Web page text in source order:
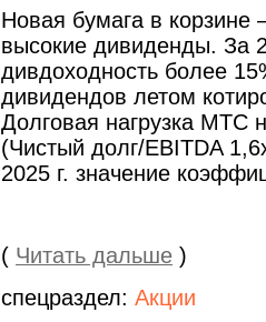
Новая бумага в
высокие дивиденды. За
дивдоходность более
дивидендов летом
Долговая нагрузка МТС
(Чистый долг/EBITDA
2025 г. значение
( Читать дальше )
спецраздел: Акции